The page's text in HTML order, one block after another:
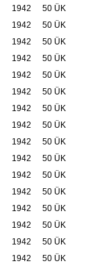
1942 50 ÜK
1942 50 ÜK
1942 50 ÜK
1942 50 ÜK
1942 50 ÜK
1942 50 ÜK
1942 50 ÜK
1942 50 ÜK
1942 50 ÜK
1942 50 ÜK
1942 50 ÜK
1942 50 ÜK
1942 50 ÜK
1942 50 ÜK
1942 50 ÜK
1942 50 ÜK